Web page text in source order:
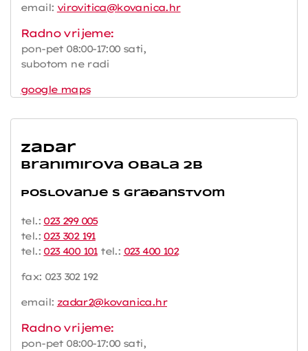
email: virovitica@kovanica.hr
Radno vrijeme:
pon-pet 08:00-17:00 sati,
subotom ne radi
google maps
Zadar
Branimirova obala 2b
Poslovanje s građanstvom
tel.: 023 299 005
tel.: 023 302 191
tel.: 023 400 101tel.: 023 400 102
fax: 023 302 192
email: zadar2@kovanica.hr
Radno vrijeme:
pon-pet 08:00-17:00 sati,